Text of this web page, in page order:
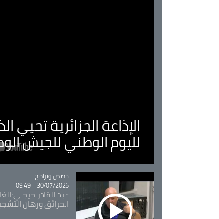
الإذاعة الجزائرية تحيي
لليوم الوطني للجيش
Catégorie
حصص وبرامج
30/07/2026 - 09:49
عبد القادر
الحرائق ورهان